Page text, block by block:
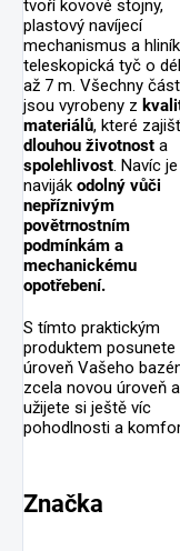
tvoří kovové stojny,
plastový navíjecí
mechanismus a
teleskopická tyč o
až 7 m. Všechny
jsou vyrobeny z
materiálů, které
dlouhou životnost a
spolehlivost. Navíc je
naviják odolný vůči
nepříznivým
povětrnostním
podmínkám a
mechanickému
opotřebení.
S tímto praktickým
produktem posunete
úroveň Vašeho
zcela novou úroveň a
užijete si ještě víc
pohodlnosti a
Značka